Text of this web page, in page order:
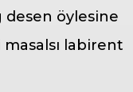
desen öylesine
labirent